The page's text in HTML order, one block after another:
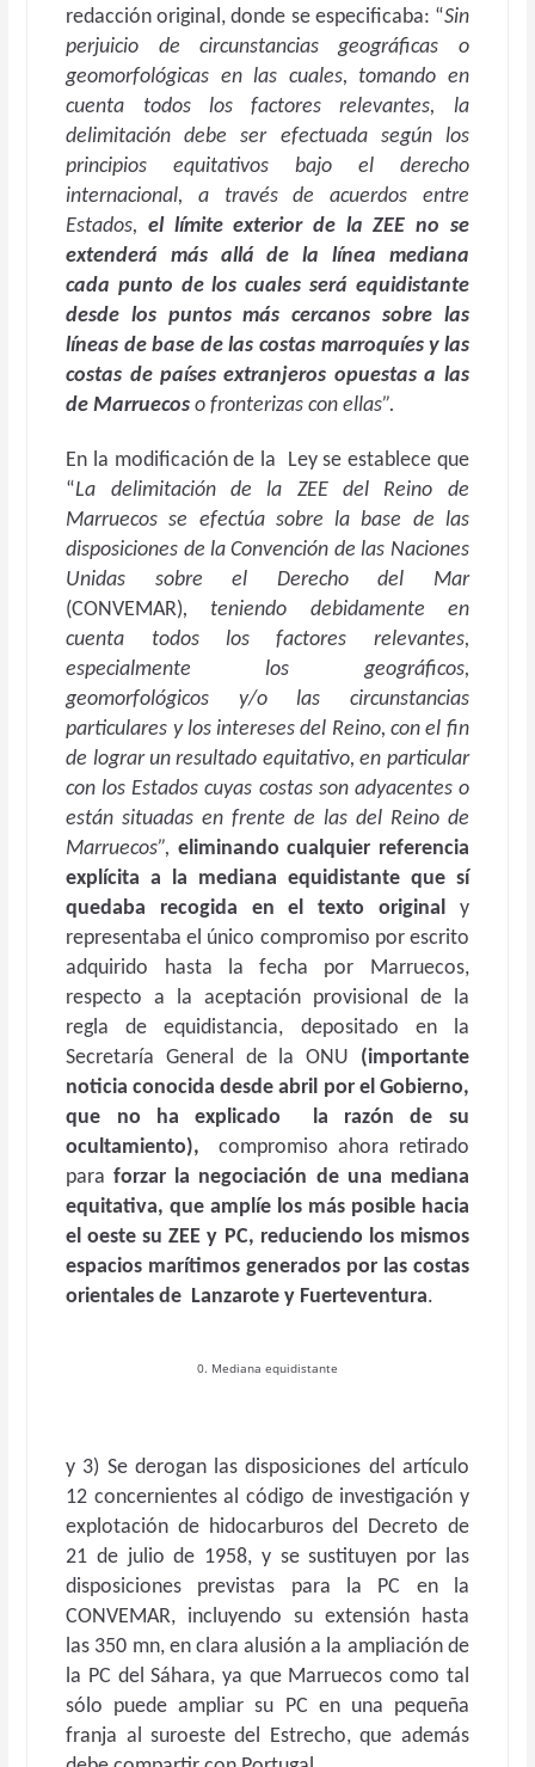
redacción original, donde se especificaba: “Sin
perjuicio de circunstancias geográficas o
geomorfológicas en las cuales, tomando en
cuenta todos los factores relevantes, la
delimitación debe ser efectuada según los
principios equitativos bajo el derecho
internacional, a través de acuerdos entre
Estados, el límite exterior de la ZEE no se
extenderá más allá de la línea mediana
cada punto de los cuales será equidistante
desde los puntos más cercanos sobre las
líneas de base de las costas marroquíes y las
costas de países extranjeros opuestas a las
de Marruecos o fronterizas con ellas”.
En la modificación de la Ley se establece que
“La delimitación de la ZEE del Reino de
Marruecos se efectúa sobre la base de las
disposiciones de la Convención de las Naciones
Unidas sobre el Derecho del Mar
(CONVEMAR), teniendo debidamente en
cuenta todos los factores relevantes,
especialmente los geográficos,
geomorfológicos y/o las circunstancias
particulares y los intereses del Reino, con el fin
de lograr un resultado equitativo, en particular
con los Estados cuyas costas son adyacentes o
están situadas en frente de las del Reino de
Marruecos”, eliminando cualquier referencia
explícita a la mediana equidistante que sí
quedaba recogida en el texto original y
representaba el único compromiso por escrito
adquirido hasta la fecha por Marruecos,
respecto a la aceptación provisional de la
regla de equidistancia, depositado en la
Secretaría General de la ONU (importante
noticia conocida desde abril por el Gobierno,
que no ha explicado la razón de su
ocultamiento), compromiso ahora retirado
paraforzar la negociación de una mediana
equitativa, que amplíe los más posible hacia
el oeste su ZEE y PC, reduciendo los mismos
espacios marítimos generados por las costas
orientales de Lanzarote y Fuerteventura.
0. Mediana equidistante
y 3) Se derogan las disposiciones del artículo
12 concernientes al código de investigación y
explotación de hidocarburos del Decreto de
21 de julio de 1958, y se sustituyen por las
disposiciones previstas para la PC en la
CONVEMAR, incluyendo su extensión hasta
las 350 mn, en clara alusión a la ampliación de
la PC del Sáhara, ya que Marruecos como tal
sólo puede ampliar su PC en una pequeña
franja al suroeste del Estrecho, que además